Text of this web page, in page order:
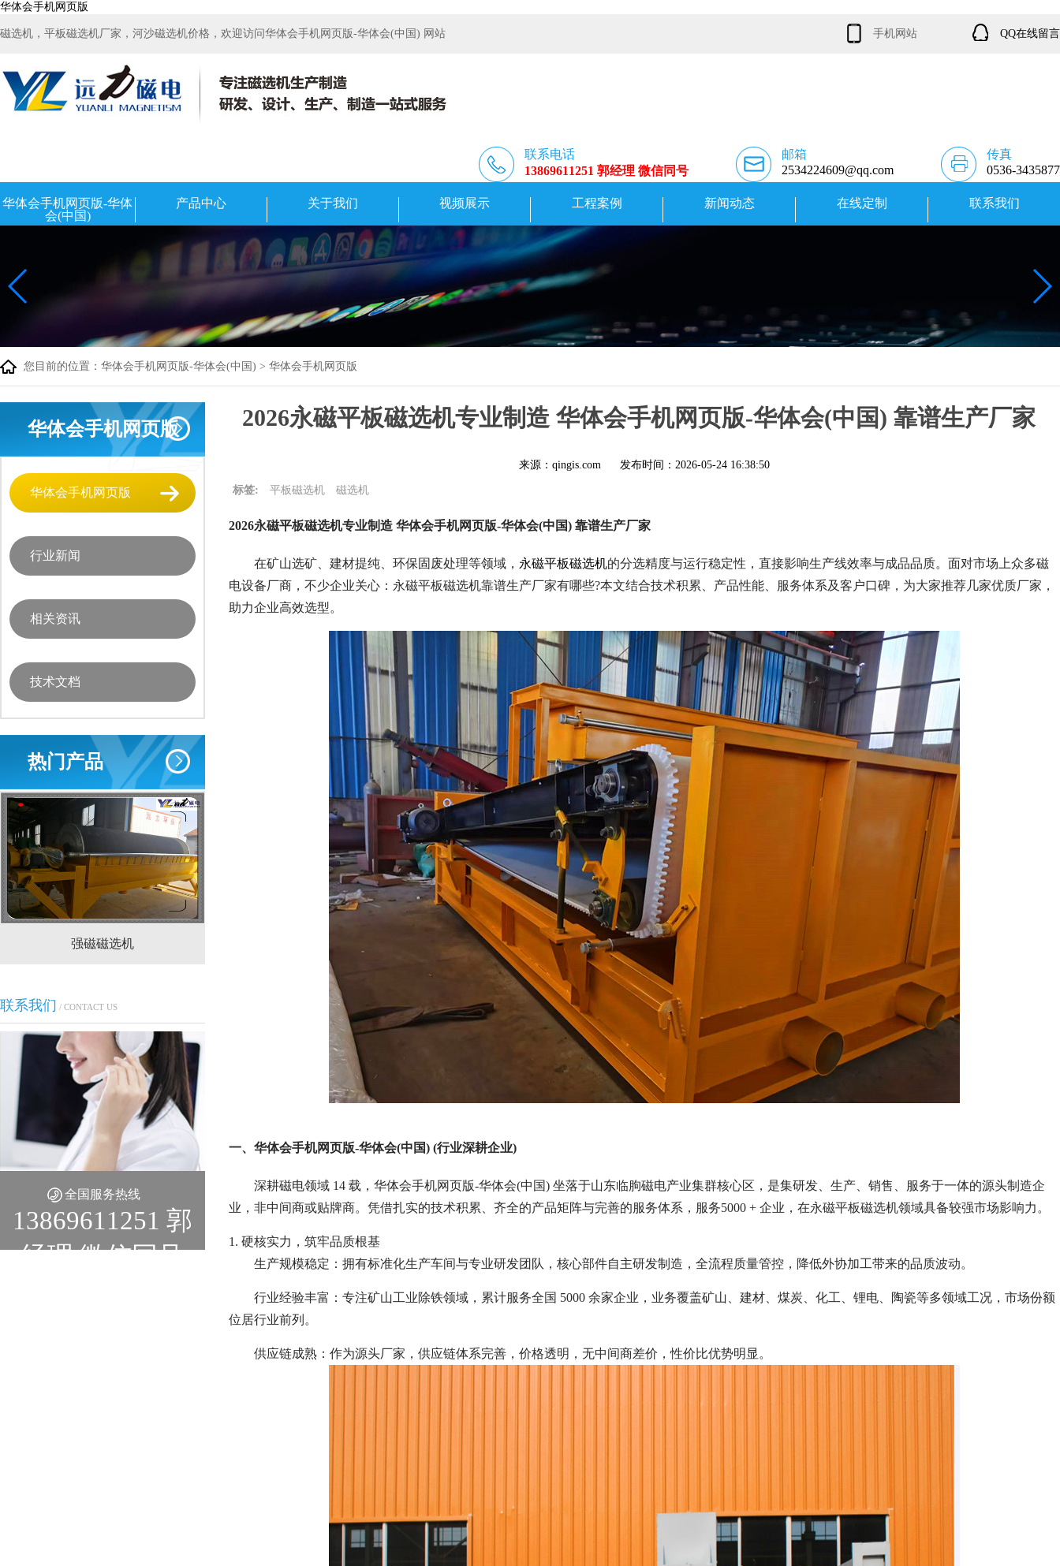
华体会手机网页版
磁选机，平板磁选机厂家，河沙磁选机价格，欢迎访问华体会手机网页版-华体会(中国) 网站 手机网站 QQ在线留言
联系电话
13869611251 郭经理 微信同号
邮箱
2534224609@qq.com
传真
0536-3435877
华体会手机网页版-华体
会(中国)
产品中心 关于我们 视频展示 工程案例 新闻动态 在线定制 联系我们
您目前的位置： 华体会手机网页版-华体会(中国) > 华体会手机网页版
华体会手机网页版
华体会手机网页版
行业新闻
相关资讯
技术文档
热门产品
强磁磁选机 稀土永磁辊式强磁选机 RCT系列全磁永磁滚筒 河沙磁选机工作原理
联系我们 / CONTACT US
全国服务热线
13869611251 郭
经理 微信同号
2026永磁平板磁选机专业制造 华体会手机网页版-华体会(中国) 靠谱生产厂家
来源：qingis.com 发布时间： 2026-05-24 16:38:50
标签: 平板磁选机 磁选机
2026永磁平板磁选机专业制造 华体会手机网页版-华体会(中国) 靠谱生产厂家
在矿山选矿、建材提纯、环保固废处理等领域， 永磁平板磁选机的分选精度与运行稳定性，直接影响生产线效率与成品品质。面对市场上众多磁
电设备厂商，不少企业关心：永磁平板磁选机靠谱生产厂家有哪些?本文结合技术积累、产品性能、服务体系及客户口碑，为大家推荐几家优质厂家，
助力企业高效选型。
一、华体会手机网页版-华体会(中国) (行业深耕企业)
深耕磁电领域 14 载，华体会手机网页版-华体会(中国) 坐落于山东临朐磁电产业集群核心区，是集研发、生产、销售、服务于一体的源头制造企
业，非中间商或贴牌商。凭借扎实的技术积累、齐全的产品矩阵与完善的服务体系，服务5000 + 企业，在永磁平板磁选机领域具备较强市场影响力。
1. 硬核实力，筑牢品质根基
生产规模稳定：拥有标准化生产车间与专业研发团队，核心部件自主研发制造，全流程质量管控，降低外协加工带来的品质波动。
行业经验丰富：专注矿山工业除铁领域，累计服务全国 5000 余家企业，业务覆盖矿山、建材、煤炭、化工、锂电、陶瓷等多领域工况，市场份额
位居行业前列。
供应链成熟：作为源头厂家，供应链体系完善，价格透明，无中间商差价，性价比优势明显。